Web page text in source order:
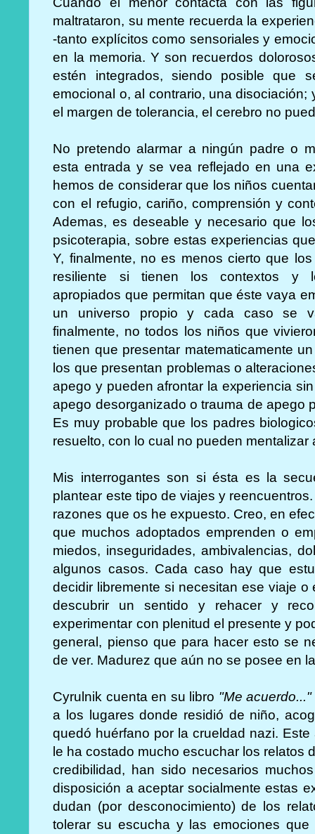
maltrataron, su mente recuerda la
-tanto explícitos como sensoriales y
en la memoria. Y son recuerdos
estén integrados, siendo posible que
emocional o, al contrario, una
el margen de tolerancia, el cerebro no
No pretendo alarmar a ningún padre o
esta entrada y se vea reflejado en una
hemos de considerar que los niños
con el refugio, cariño, comprensión y
Ademas, es deseable y necesario que
psicoterapia, sobre estas experiencias
Y, finalmente, no es menos cierto que
resiliente si tienen los contextos y
apropiados que permitan que éste vaya
un universo propio y cada caso se
finalmente, no todos los niños que
tienen que presentar matematicamente
los que presentan problemas o
apego y pueden afrontar la experiencia
apego desorganizado o trauma de apego
Es muy probable que los padres
resuelto, con lo cual no pueden mentalizar
Mis interrogantes son si ésta es la
plantear este tipo de viajes y
razones que os he expuesto. Creo, en
que muchos adoptados emprenden o
miedos, inseguridades, ambivalencias,
algunos casos. Cada caso hay que
decidir libremente si necesitan ese viaje
descubrir un sentido y rehacer y
experimentar con plenitud el presente y
general, pienso que para hacer esto se
de ver. Madurez que aún no se posee en
Cyrulnik cuenta en su libro "Me acuerdo..."
a los lugares donde residió de niño,
quedó huérfano por la crueldad nazi.
le ha costado mucho escuchar los relatos
credibilidad, han sido necesarios
disposición a aceptar socialmente estas
dudan (por desconocimiento) de los
tolerar su escucha y las emociones